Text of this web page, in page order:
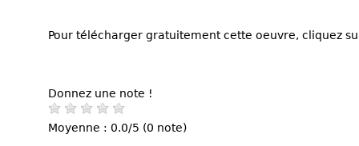
Pour télécharger gratuitement cette oeuvre, cliquez
Donnez une note !
Moyenne : 0.0/5 (0 note)